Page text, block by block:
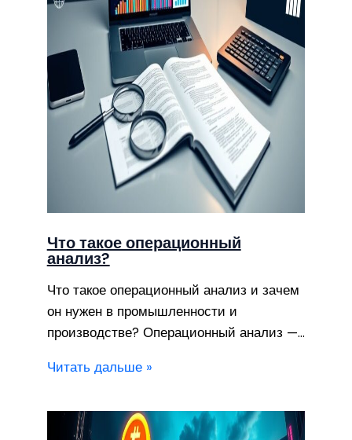
Что такое операционный
анализ?
Что такое операционный анализ и зачем
он нужен в промышленности и
производстве? Операционный анализ —…
Читать дальше »